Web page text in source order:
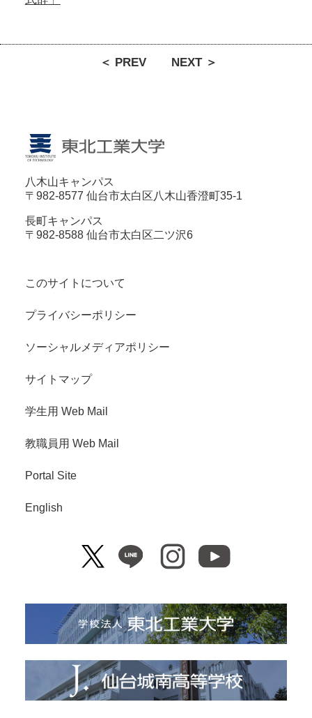
＜ PREV NEXT ＞
八木山キャンパス
〒982-8577 仙台市太白区八木山香澄町35-1
長町キャンパス
〒982-8588 仙台市太白区二ツ沢6
このサイトについて
プライバシーポリシー
ソーシャルメディアポリシー
サイトマップ
学生用 Web Mail
教職員用 Web Mail
Portal Site
English